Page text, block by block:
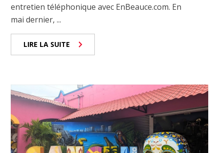
entretien téléphonique avec EnBeauce.com. En
mai dernier, ...
LIRE LA SUITE